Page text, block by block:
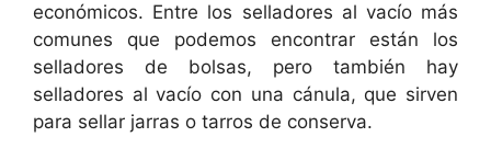
económicos. Entre los selladores al vacío más
comunes que podemos encontrar están los
selladores de bolsas, pero también hay
selladores al vacío con una cánula, que sirven
para sellar jarras o tarros de conserva.